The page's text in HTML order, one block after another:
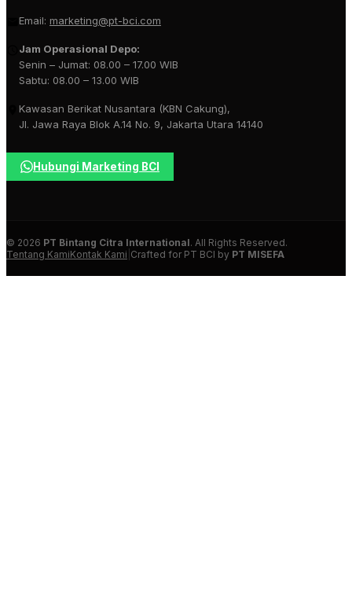
Email: marketing@pt-bci.com
Jam Operasional Depo:
Senin – Jumat: 08.00 – 17.00 WIB
Sabtu: 08.00 – 13.00 WIB
Kawasan Berikat Nusantara (KBN Cakung),
Jl. Jawa Raya Blok A.14 No. 9, Jakarta Utara 14140
Hubungi Marketing BCI
© 2026 PT Bintang Citra International. All Rights Reserved.
Tentang KamiKontak Kami Crafted for PT BCI by PT MISEFA